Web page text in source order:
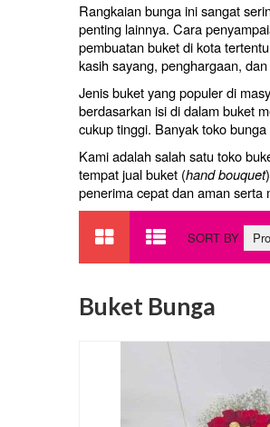
Rangkaian bunga ini sangat
penting lainnya. Cara
pembuatan buket di kota
kasih sayang, penghargaan,
Jenis buket yang populer di
berdasarkan isi di dalam buket
cukup tinggi. Banyak toko
Kami adalah salah satu toko
tempat jual buket (hand bouquet
penerima cepat dan aman
SORT BY
Buket Bunga